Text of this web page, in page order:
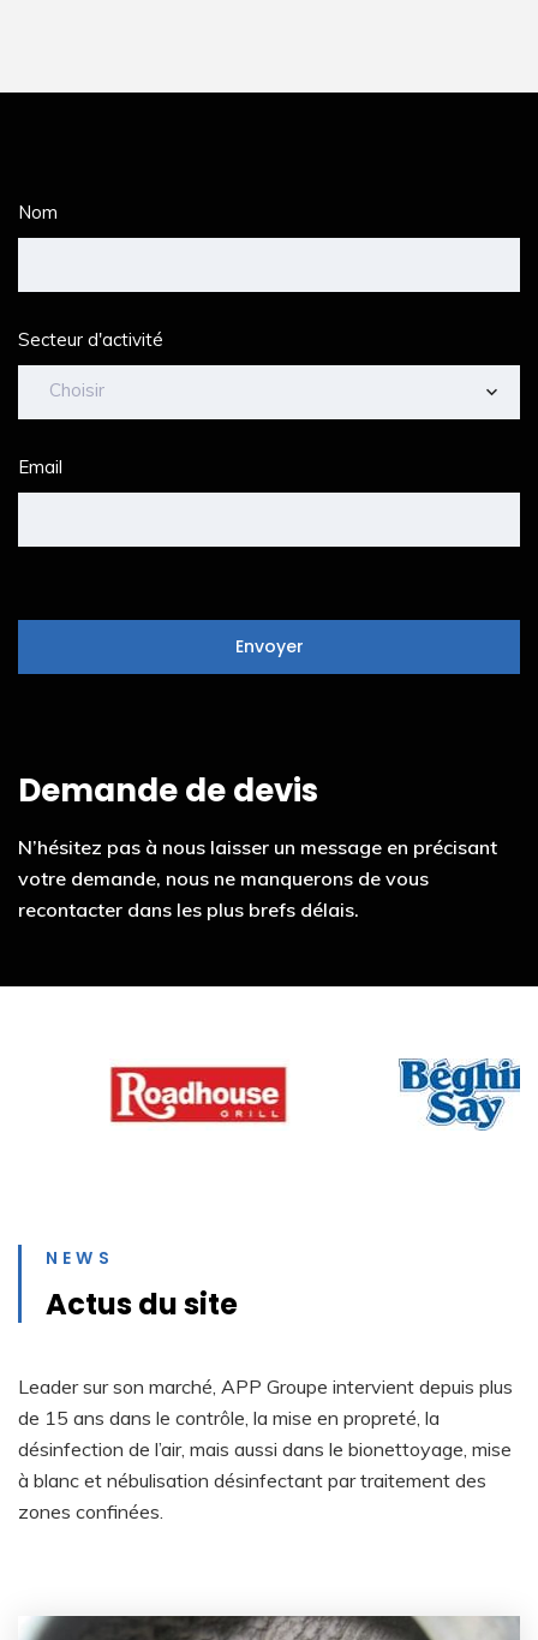
Nom
Secteur d'activité
Choisir
Email
Demande de devis
N’hésitez pas à nous laisser un message en précisant
votre demande, nous ne manquerons de vous
recontacter dans les plus brefs délais.
NEWS
Actus du site
Leader sur son marché, APP Groupe intervient depuis plus
de 15 ans dans le contrôle, la mise en propreté, la
désinfection de l’air, mais aussi dans le bionettoyage, mise
à blanc et nébulisation désinfectant par traitement des
zones confinées.